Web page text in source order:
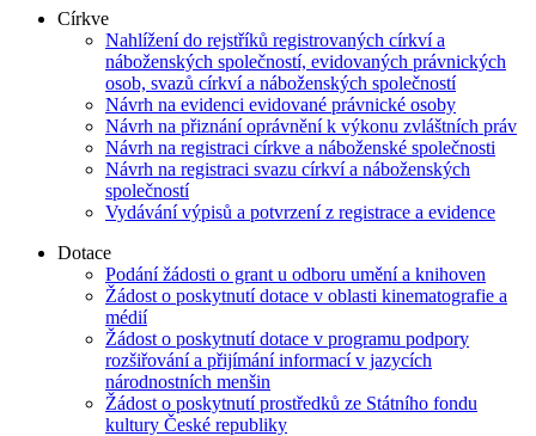
Církve
Nahlížení do rejstříků registrovaných církví a
náboženských společností, evidovaných právnických
osob, svazů církví a náboženských společností
Návrh na evidenci evidované právnické osoby
Návrh na přiznání oprávnění k výkonu zvláštních práv
Návrh na registraci církve a náboženské společnosti
Návrh na registraci svazu církví a náboženských
společností
Vydávání výpisů a potvrzení z registrace a evidence
Dotace
Podání žádosti o grant u odboru umění a knihoven
Žádost o poskytnutí dotace v oblasti kinematografie a
médií
Žádost o poskytnutí dotace v programu podpory
rozšiřování a přijímání informací v jazycích
národnostních menšin
Žádost o poskytnutí prostředků ze Státního fondu
kultury České republiky